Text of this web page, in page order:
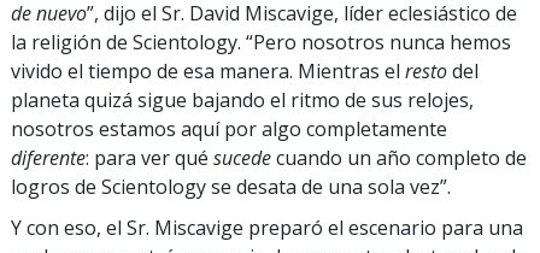
de nuevo”, dijo el Sr. David Miscavige, líder eclesiástico de
la religión de Scientology. “Pero nosotros nunca hemos
vivido el tiempo de esa manera. Mientras el restodel
planeta quizá sigue bajando el ritmo de sus relojes,
nosotros estamos aquí por algo completamente
diferente: para ver qué sucedecuando un año completo de
logros de Scientology se desata de una sola vez”.
Y con eso, el Sr. Miscavige preparó el escenario para una